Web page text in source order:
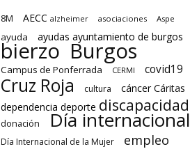
8M AECC alzheimer asociaciones Aspe
ayuda ayudas ayuntamiento de burgos
bierzo Burgos
Campus de Ponferrada CERMI covid19
Cruz Roja cultura cáncerCáritas
dependencia deporte discapacidad
donación Día internacional
Día Internacional de la Mujer empleo